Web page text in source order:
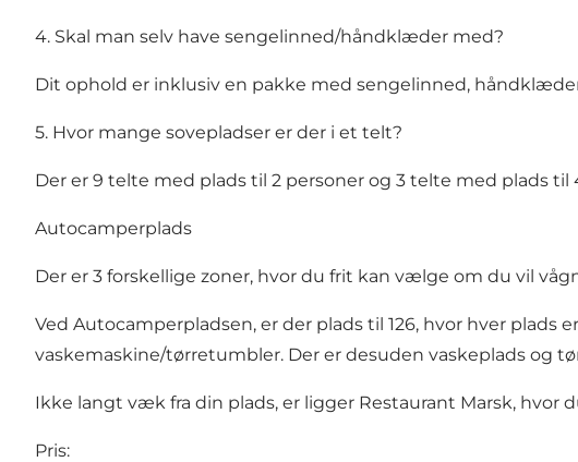
4. Skal man selv have sengelinned/håndklæder med?
Dit ophold er inklusiv en pakke med sengelinned,
5. Hvor mange sovepladser er der i et telt?
Der er 9 telte med plads til 2 personer og 3 telte med plads til
Autocamperplads
Der er 3 forskellige zoner, hvor du frit kan vælge om du vil
Ved Autocamperpladsen, er der plads til 126, hvor hver
vaskemaskine/tørretumbler. Der er desuden vaskeplads og
Ikke langt væk fra din plads, er ligger Restaurant Marsk, hvor
Pris: